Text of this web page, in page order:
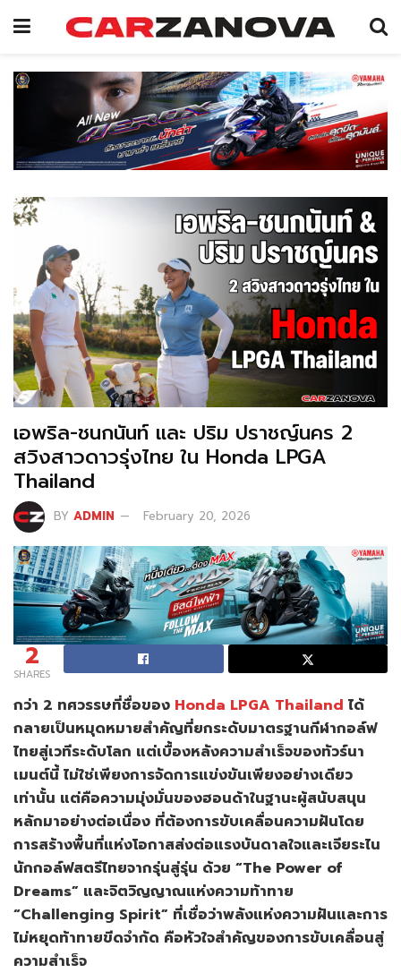
เอพริล-ชนกนันท์ และ ปริม ปราชญ์นคร 2
สวิงสาวดาวรุ่งไทย ใน Honda LPGA
Thailand
BY ADMIN February 20, 2026
2
SHARES
กว่า 2 ทศวรรษที่ชื่อของ Honda LPGA Thailand ได้
กลายเป็นหมุดหมายสำคัญที่ยกระดับมาตรฐานกีฬากอล์ฟ
ไทยสู่เวทีระดับโลก แต่เบื้องหลังความสำเร็จของทัวร์นา
เมนต์นี้ ไม่ใช่เพียงการจัดการแข่งขันเพียงอย่างเดียว
เท่านั้น แต่คือความมุ่งมั่นของฮอนด้าในฐานะผู้สนับสนุน
หลักมาอย่างต่อเนื่อง ที่ต้องการขับเคลื่อนความฝันโดย
การสร้างพื้นที่แห่งโอกาสส่งต่อแรงบันดาลใจและเจียระไน
นักกอล์ฟสตรีไทยจากรุ่นสู่รุ่น ด้วย “The Power of
Dreams” และจิตวิญญาณแห่งความท้าทาย
“Challenging Spirit” ที่เชื่อว่าพลังแห่งความฝันและการ
ไม่หยุดท้าทายขีดจำกัด คือหัวใจสำคัญของการขับเคลื่อนสู่
ความสำเร็จ